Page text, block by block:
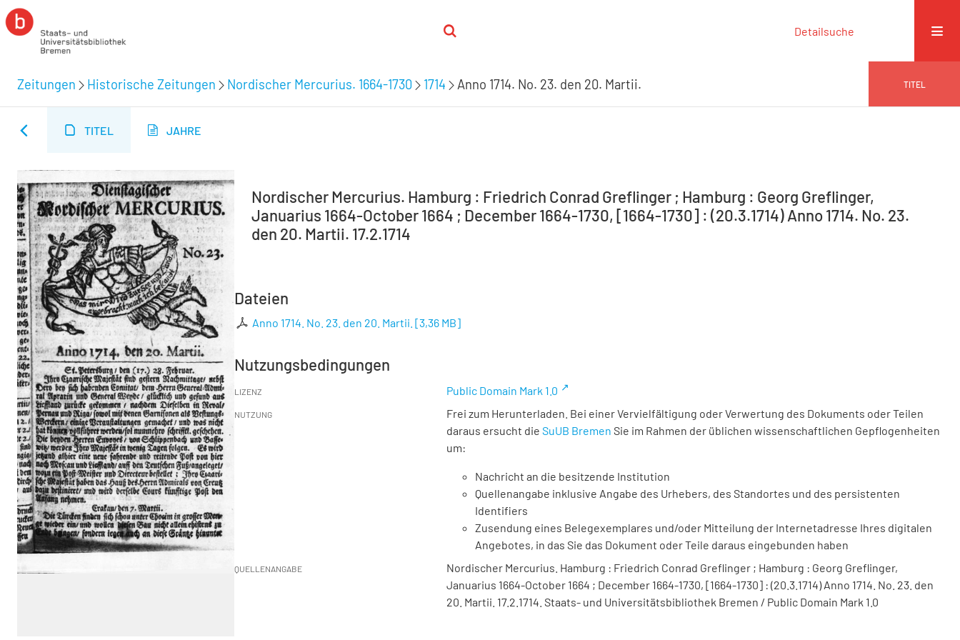
Detailsuche
Zeitungen Historische Zeitungen Nordischer Mercurius. 1664-1730 1714 Anno 1714. No. 23. den 20. Martii. TITEL
TITEL JAHRE
Nordischer Mercurius. Hamburg : Friedrich Conrad Greflinger ; Hamburg : Georg Greflinger,
Januarius 1664-October 1664 ; December 1664-1730, [1664-1730] : (20.3.1714) Anno 1714. No. 23.
den 20. Martii. 17.2.1714
Dateien
Anno 1714. No. 23. den 20. Martii. [3,36 MB]
Nutzungsbedingungen
LIZENZ Public Domain Mark 1.0
NUTZUNG
Frei zum Herunterladen. Bei einer Vervielfältigung oder Verwertung des Dokuments oder Teilen
daraus ersucht die SuUB Bremen Sie im Rahmen der üblichen wissenschaftlichen Gepflogenheiten
um:
Nachricht an die besitzende Institution
Quellenangabe inklusive Angabe des Urhebers, des Standortes und des persistenten
Identifiers
Zusendung eines Belegexemplares und/oder Mitteilung der Internetadresse Ihres digitalen
Angebotes, in das Sie das Dokument oder Teile daraus eingebunden haben
QUELLENANGABE
Nordischer Mercurius. Hamburg : Friedrich Conrad Greflinger ; Hamburg : Georg Greflinger,
Januarius 1664-October 1664 ; December 1664-1730, [1664-1730] : (20.3.1714) Anno 1714. No. 23. den
20. Martii. 17.2.1714. Staats- und Universitätsbibliothek Bremen / Public Domain Mark 1.0